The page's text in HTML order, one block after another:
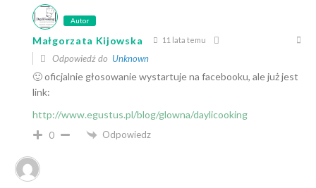
Autor
Małgorzata Kijowska 11 lata temu
Odpowiedź do Unknown
🙂 oficjalnie głosowanie wystartuje na facebooku, ale już jest
link:
http://www.egustus.pl/blog/glowna/daylicooking
0 Odpowiedz